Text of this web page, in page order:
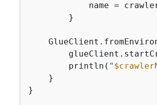
name =
        }
        println(
"
    }
}